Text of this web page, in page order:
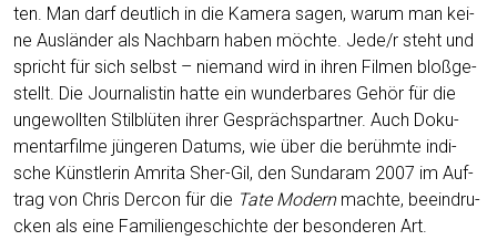
ten. Man darf deut­lich in die Kame­ra sagen, war­um man kei­
ne Aus­län­der als Nach­barn haben möch­te. Jede/r steht und
spricht für sich selbst – nie­mand wird in ihren Fil­men bloß­ge­
stellt. Die Jour­na­lis­tin hat­te ein wun­der­ba­res Gehör für die
unge­woll­ten Stil­blü­ten ihrer Gesprächs­part­ner. Auch Doku­
men­tar­fil­me jün­ge­ren Datums, wie über die berühm­te indi­
sche Künst­le­rin Amri­ta Sher-Gil, den Sun­daram 2007 im Auf­
trag von Chris Der­con für die Tate Modernmach­te, beein­dru­
cken als eine Fami­li­en­ge­schich­te der beson­de­ren Art.